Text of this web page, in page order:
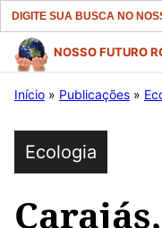
Search
for:
Pular
para
conteúdo
NOSSO FUTURO
Início » Publicações »
Ecologia
Carajás,